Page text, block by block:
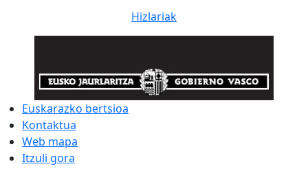
Hizlariak
Euskarazko bertsioa
Kontaktua
Web mapa
Itzuli gora